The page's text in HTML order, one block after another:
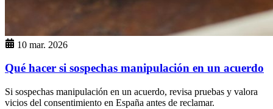
10 mar. 2026
Qué hacer si sospechas manipulación en un acuerdo
Si sospechas manipulación en un acuerdo, revisa pruebas y valora
vicios del consentimiento en España antes de reclamar.